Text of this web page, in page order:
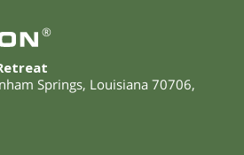
®
Springs, Louisiana 70706,